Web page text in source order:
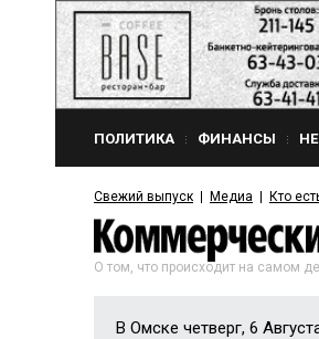
ПОЛИТИКА ФИНАНСЫ
Свежий выпуск Медиа Кто
О том, что происходит на самом
В Омске четверг, 6